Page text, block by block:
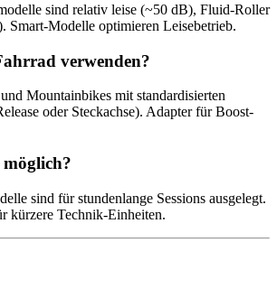
sind relativ leise (~50 dB), Fluid-Roller
Smart-Modelle optimieren Leisebetrieb.
verwenden?
Mountainbikes mit standardisierten
oder Steckachse). Adapter für Boost-
sind für stundenlange Sessions ausgelegt.
kürzere Technik‑Einheiten.